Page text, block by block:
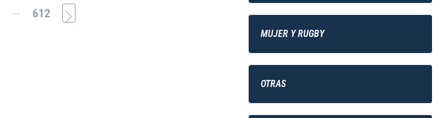
... 612
MUJER Y RUGBY
OTRAS